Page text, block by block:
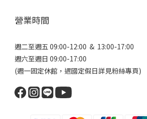
營業時間
週二至週五 09:00-12:00 & 13:00-17:00
週六至週日 09:00-17:00
(週一固定休館，遇國定假日詳見粉絲專頁)